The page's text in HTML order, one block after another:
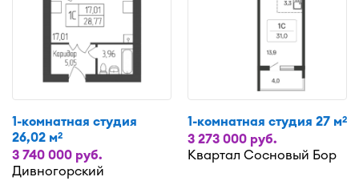
1-комнатная студия
26,02 м2
3 740 000 руб.
Дивногорский
1-комнатная студия 27 м2
3 273 000 руб.
Квартал Сосновый Бор